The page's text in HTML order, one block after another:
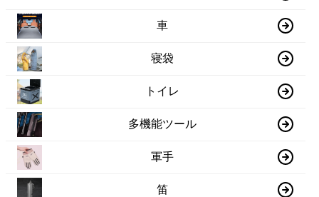
車
寝袋
トイレ
多機能ツール
軍手
笛